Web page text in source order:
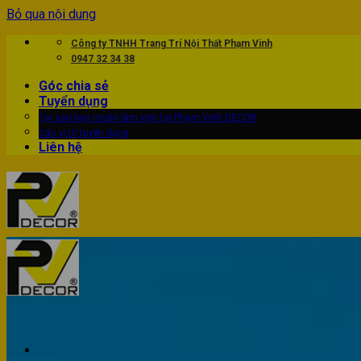
Bỏ qua nội dung
Công ty TNHH Trang Trí Nội Thất Phạm Vinh
0947 32 34 38
Góc chia sẻ
Tuyển dụng
Tại sao bạn muốn làm việc tại Phạm Vinh DECOR
Các vị trí tuyển dụng
Liên hệ